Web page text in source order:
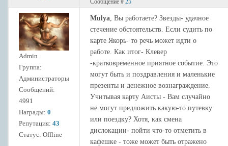
Admin
Группа:
Администраторы
Сообщений:
4991
Награды: 0
Репутация: 43
Статус: Offline
Mulya , Вы работаете? Звезды- удачное
стечение обстоятельств. Если судить по
карте Якорь- то речь может идти о
работе. Как итог- Клевер
-кратковременное приятное событие. Это
могут быть и поздравления и маленькие
презенты и денежное вознаграждение.
Учитывая карту Аисты - Вам случайно
не могут предложить какую-то путевку
или поездку? Хотя, как смена
дислокации- пойти что-то отметить в
кафешке - тоже может быть отражено